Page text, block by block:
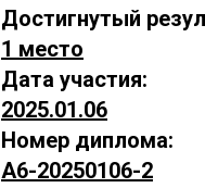
Достигнутый
1 место
Дата участия:
2025.01.06
Номер диплома:
А6-20250106-2